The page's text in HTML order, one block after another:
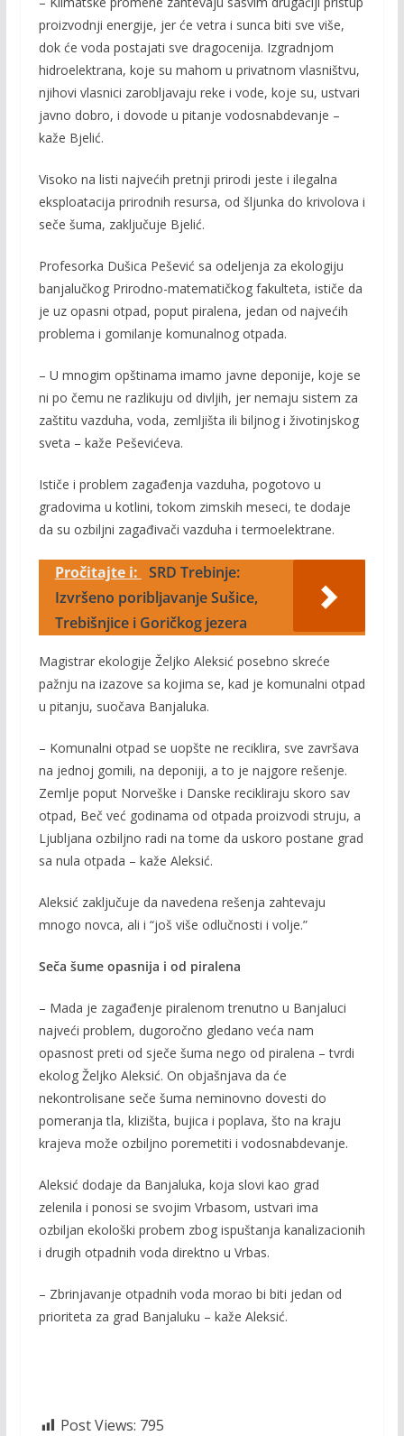
proizvodnji energije, jer će vetra i sunca biti sve više,
dok će voda postajati sve dragocenija. Izgradnjom
hidroelektrana, koje su mahom u privatnom vlasništvu,
njihovi vlasnici zarobljavaju reke i vode, koje su, ustvari
javno dobro, i dovode u pitanje vodosnabdevanje –
kaže Bjelić.
Visoko na listi najvećih pretnji prirodi jeste i ilegalna
eksploatacija prirodnih resursa, od šljunka do krivolova i
seče šuma, zaključuje Bjelić.
Profesorka Dušica Pešević sa odeljenja za ekologiju
banjalučkog Prirodno-matematičkog fakulteta, ističe da
je uz opasni otpad, poput piralena, jedan od najvećih
problema i gomilanje komunalnog otpada.
– U mnogim opštinama imamo javne deponije, koje se
ni po čemu ne razlikuju od divljih, jer nemaju sistem za
zaštitu vazduha, voda, zemljišta ili biljnog i životinjskog
sveta – kaže Peševićeva.
Ističe i problem zagađenja vazduha, pogotovo u
gradovima u kotlini, tokom zimskih meseci, te dodaje
da su ozbiljni zagađivači vazduha i termoelektrane.
Pročitajte i: SRD Trebinje:
Izvršeno poribljavanje Sušice,
Trebišnjice i Goričkog jezera
Magistrar ekologije Željko Aleksić posebno skreće
pažnju na izazove sa kojima se, kad je komunalni otpad
u pitanju, suočava Banjaluka.
– Komunalni otpad se uopšte ne reciklira, sve završava
na jednoj gomili, na deponiji, a to je najgore rešenje.
Zemlje poput Norveške i Danske recikliraju skoro sav
otpad, Beč već godinama od otpada proizvodi struju, a
Ljubljana ozbiljno radi na tome da uskoro postane grad
sa nula otpada – kaže Aleksić.
Aleksić zaključuje da navedena rešenja zahtevaju
mnogo novca, ali i “još više odlučnosti i volje.”
Seča šume opasnija i od piralena
– Mada je zagađenje piralenom trenutno u Banjaluci
najveći problem, dugoročno gledano veća nam
opasnost preti od sječe šuma nego od piralena – tvrdi
ekolog Željko Aleksić. On objašnjava da će
nekontrolisane seče šuma neminovno dovesti do
pomeranja tla, klizišta, bujica i poplava, što na kraju
krajeva može ozbiljno poremetiti i vodosnabdevanje.
Aleksić dodaje da Banjaluka, koja slovi kao grad
zelenila i ponosi se svojim Vrbasom, ustvari ima
ozbiljan ekološki probem zbog ispuštanja kanalizacionih
i drugih otpadnih voda direktno u Vrbas.
– Zbrinjavanje otpadnih voda morao bi biti jedan od
prioriteta za grad Banjaluku – kaže Aleksić.
Post Views: 795